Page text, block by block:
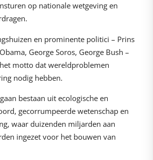
op nationale wetgeving en
en prominente politici – Prins
George Soros, George Bush –
motto dat wereldproblemen
nodig hebben.
bestaan uit ecologische en
gecorrumpeerde wetenschap en
waar duizenden miljarden aan
ingezet voor het bouwen van